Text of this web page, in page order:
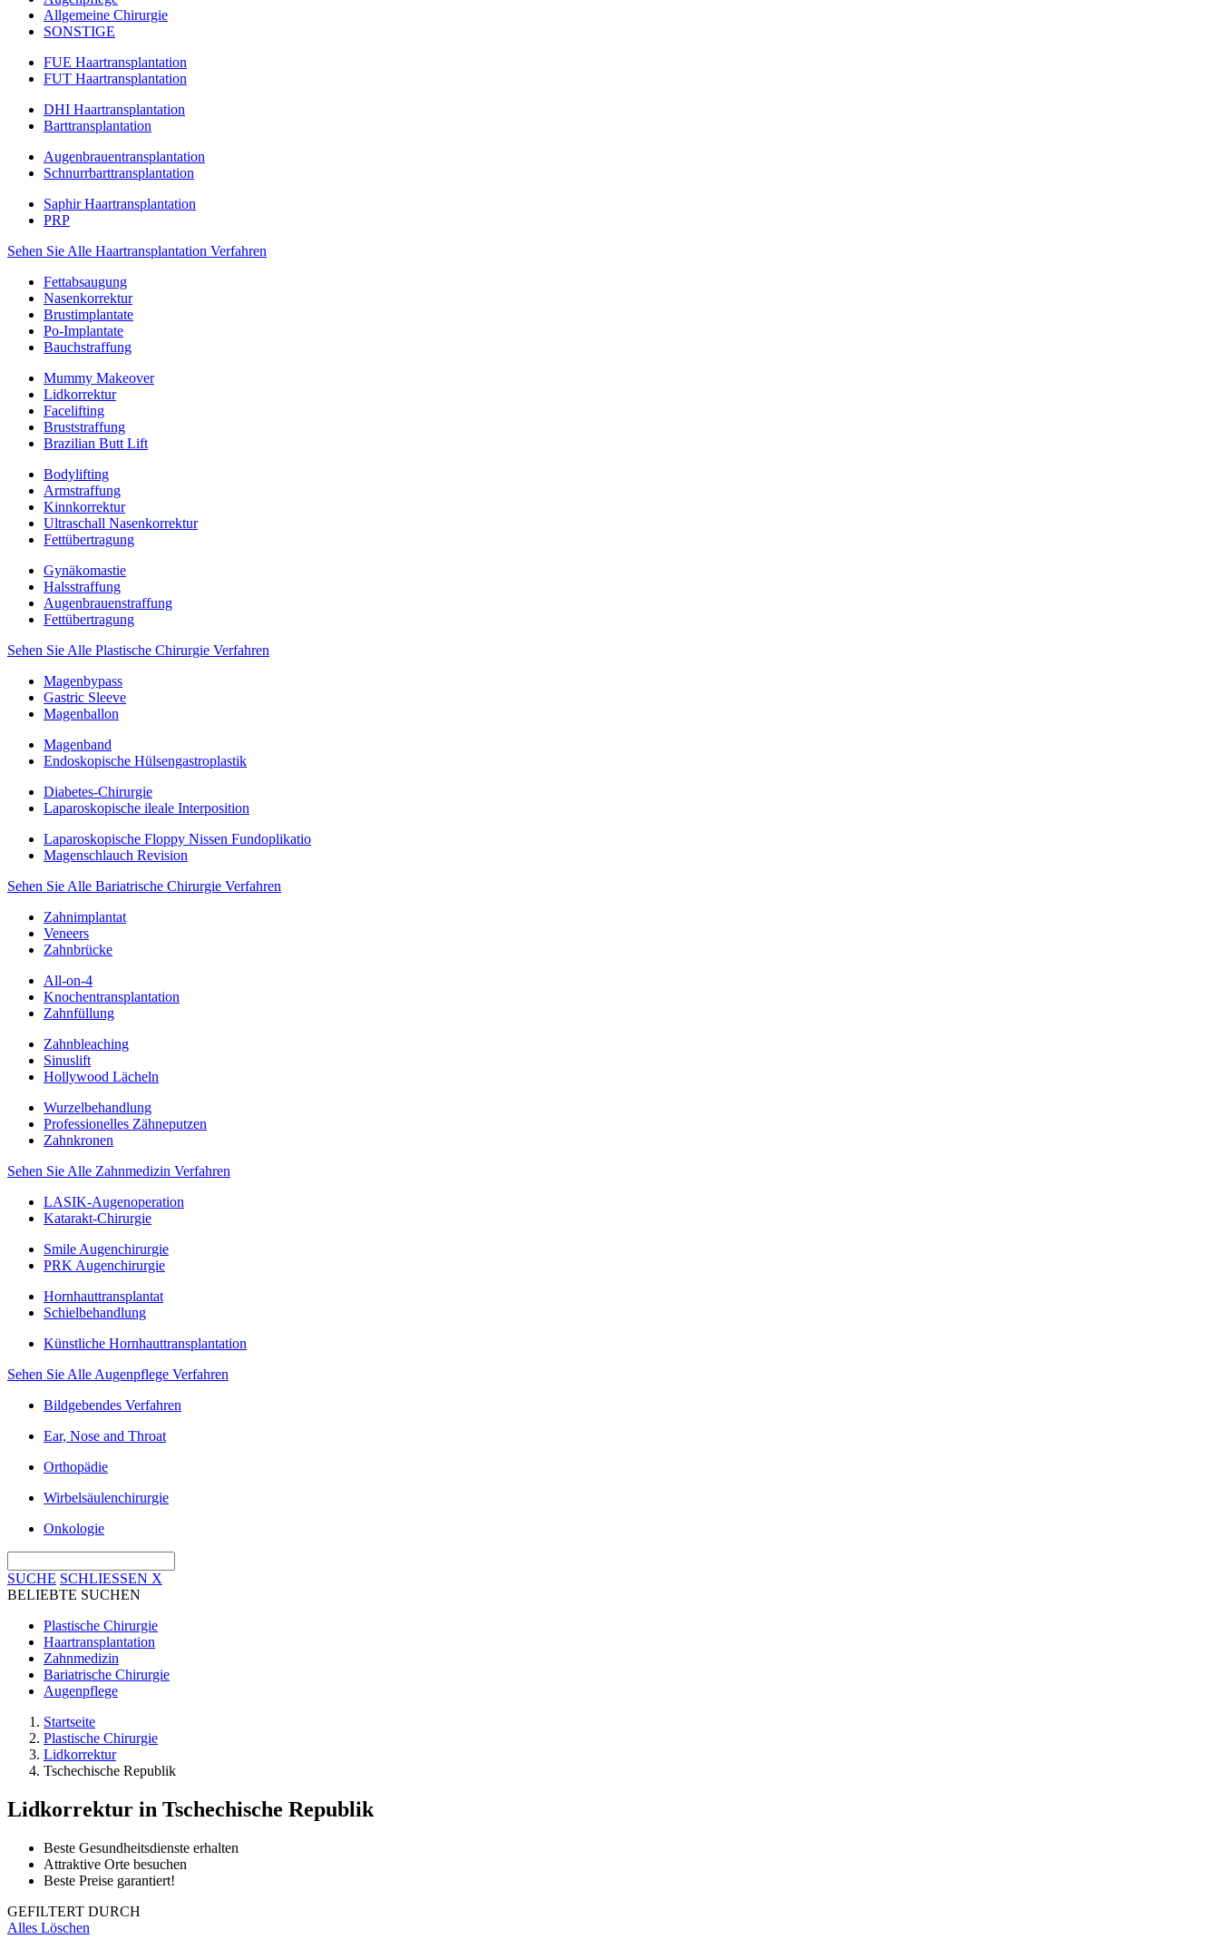
Allgemeine Chirurgie
SONSTIGE
FUE Haartransplantation
FUT Haartransplantation
DHI Haartransplantation
Barttransplantation
Augenbrauentransplantation
Schnurrbarttransplantation
Saphir Haartransplantation
PRP
Sehen Sie Alle Haartransplantation Verfahren
Fettabsaugung
Nasenkorrektur
Brustimplantate
Po-Implantate
Bauchstraffung
Mummy Makeover
Lidkorrektur
Facelifting
Bruststraffung
Brazilian Butt Lift
Bodylifting
Armstraffung
Kinnkorrektur
Ultraschall Nasenkorrektur
Fettübertragung
Gynäkomastie
Halsstraffung
Augenbrauenstraffung
Fettübertragung
Sehen Sie Alle Plastische Chirurgie Verfahren
Magenbypass
Gastric Sleeve
Magenballon
Magenband
Endoskopische Hülsengastroplastik
Diabetes-Chirurgie
Laparoskopische ileale Interposition
Laparoskopische Floppy Nissen Fundoplikatio
Magenschlauch Revision
Sehen Sie Alle Bariatrische Chirurgie Verfahren
Zahnimplantat
Veneers
Zahnbrücke
All-on-4
Knochentransplantation
Zahnfüllung
Zahnbleaching
Sinuslift
Hollywood Lächeln
Wurzelbehandlung
Professionelles Zähneputzen
Zahnkronen
Sehen Sie Alle Zahnmedizin Verfahren
LASIK-Augenoperation
Katarakt-Chirurgie
Smile Augenchirurgie
PRK Augenchirurgie
Hornhauttransplantat
Schielbehandlung
Künstliche Hornhauttransplantation
Sehen Sie Alle Augenpflege Verfahren
Bildgebendes Verfahren
Ear, Nose and Throat
Orthopädie
Wirbelsäulenchirurgie
Onkologie
SUCHE SCHLIESSEN X
BELIEBTE SUCHEN
Plastische Chirurgie
Haartransplantation
Zahnmedizin
Bariatrische Chirurgie
Augenpflege
Startseite
Plastische Chirurgie
Lidkorrektur
Tschechische Republik
Lidkorrektur in Tschechische Republik
Beste Gesundheitsdienste erhalten
Attraktive Orte besuchen
Beste Preise garantiert!
GEFILTERT DURCH
Alles Löschen